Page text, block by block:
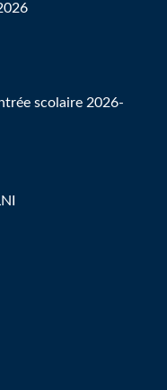
scolaire 2026-